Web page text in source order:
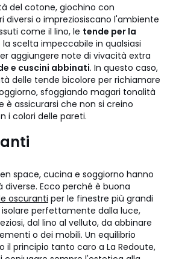
del cotone, giochino con
diversi o impreziosiscano l'ambiente
come il lino, le tende per la
la scelta impeccabile in qualsiasi
aggiungere note di vivacità extra
e cuscini abbinati. In questo caso,
delle tende bicolore per richiamare
sfoggiando magari tonalità
assicurarsi che non si creino
i colori delle pareti.
space, cucina e soggiorno hanno
diverse. Ecco perché è buona
oscuranti per le finestre più grandi
isolare perfettamente dalla luce,
dal lino al velluto, da abbinare
o dei mobili. Un equilibrio
il principio tanto caro a La Redoute,